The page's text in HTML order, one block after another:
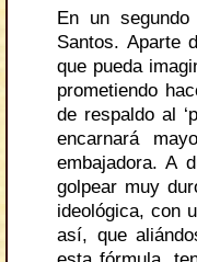
En un
Santos. Aparte
que pueda
prometiendo
de respaldo al
encarnará
embajadora. A
golpear muy
ideológica, con
así, que